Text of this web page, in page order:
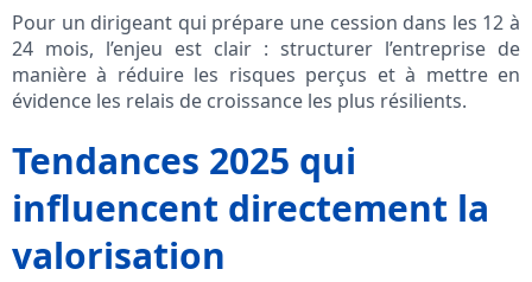
Pour un dirigeant qui prépare une cession dans les 12 à
24 mois, l’enjeu est clair : structurer l’entreprise de
manière à réduire les risques perçus et à mettre en
évidence les relais de croissance les plus résilients.
Tendances 2025 qui
influencent directement la
valorisation